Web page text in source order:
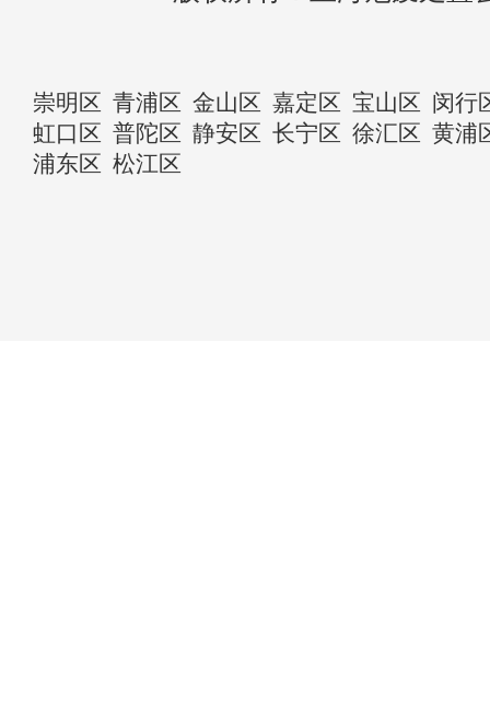
崇明区 青浦区 金山区 嘉定区 宝山区 闵行
虹口区 普陀区 静安区 长宁区 徐汇区 黄浦
浦东区 松江区